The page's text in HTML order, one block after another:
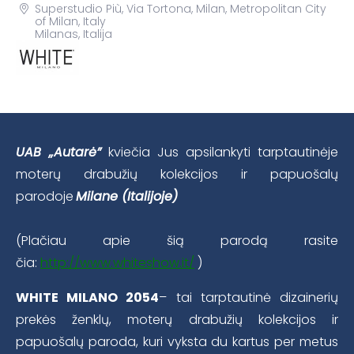
Superstudio Più, Via Tortona, Milan, Metropolitan City
of Milan, Italy
Milanas, Italija
UAB „Autarė”kviečia Jus apsilankyti tarptautinėje
moterų drabužių kolekcijos ir papuošalų
parodojeMilane (Italijoje)
(Plačiau apie šią parodą rasite
čia: http://www.whiteshow.it/ )
WHITE MILANO 2054– tai tarptautinė dizainerių
prekės ženklų, moterų drabužių kolekcijos ir
papuošalų paroda, kuri vyksta du kartus per metus